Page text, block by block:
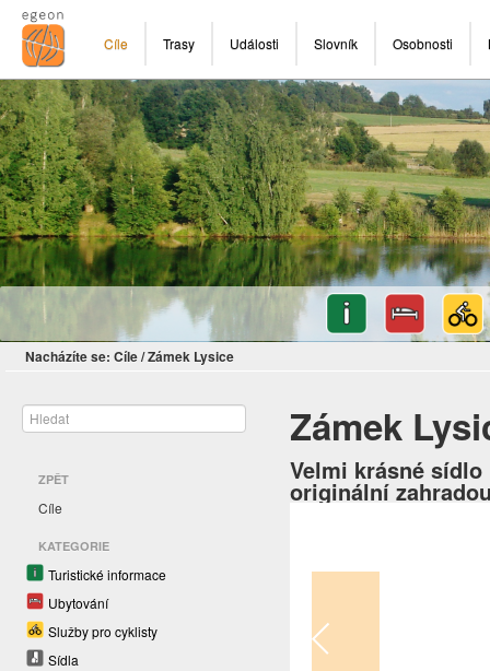
Cíle Trasy Události Slovník Osobnosti
Nacházíte se: Cíle/Zámek Lysice
ZPĚT
Cíle
KATEGORIE
Turistické informace
Ubytování
Služby pro cyklisty
Sídla
Zámek
Velmi krásné
originální